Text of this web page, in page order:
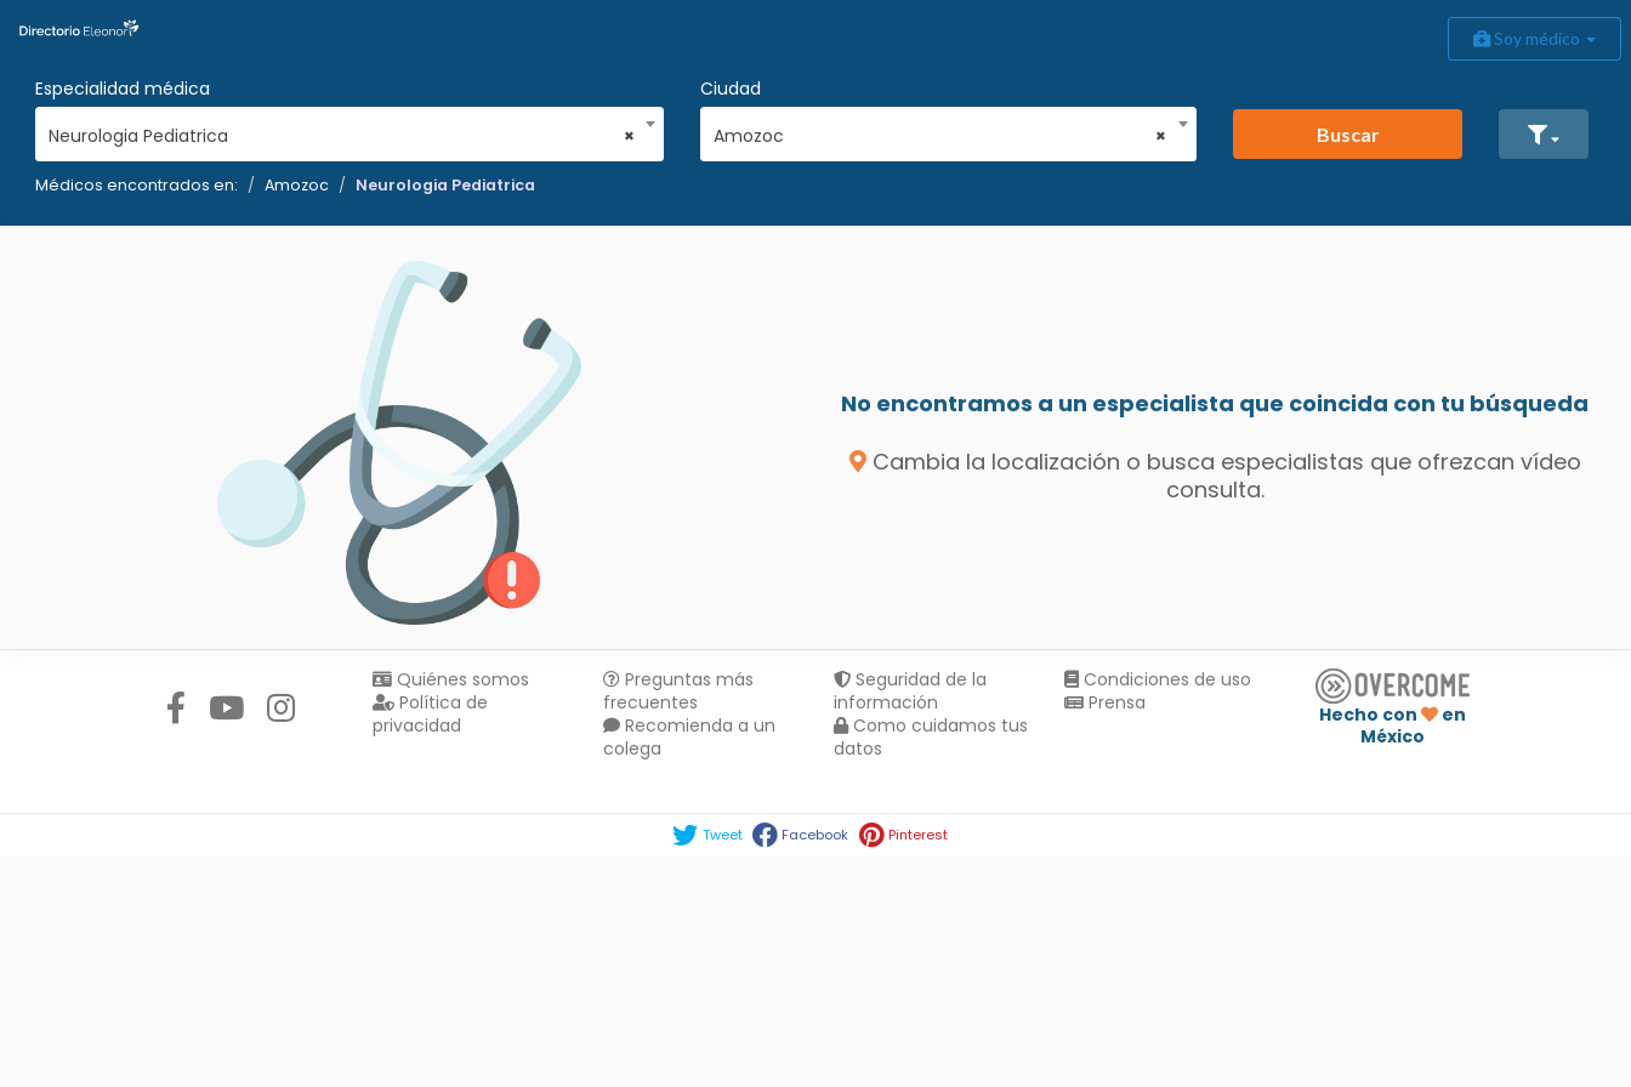
Soy médico
Especialidad médica
×
Neurologia Pediatrica
Ciudad
×
Amozoc Buscar
Médicos encontrados en: Amozoc Neurologia Pediatrica
No encontramos a un especialista que coincida con tu búsqueda
Cambia la localización o busca especialistas que ofrezcan vídeo
consulta.
Quiénes somos
Política de
privacidad
Preguntas más
frecuentes
Recomienda a un
colega
Seguridad de la
información
Como cuidamos tus
datos
Condiciones de uso
Prensa
Hecho con
en
México
Tweet Facebook Pinterest